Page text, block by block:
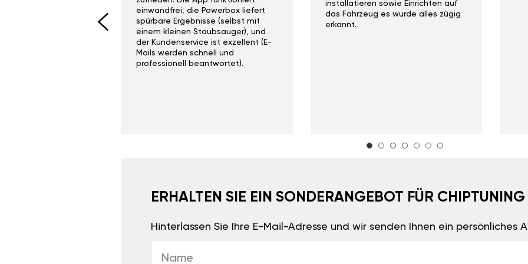
einwandfrei, die Powerbox liefert
spürbare Ergebnisse (selbst mit
einem kleinen Staubsauger), und
der Kundenservice ist exzellent (E-
Mails werden schnell und
professionell beantwortet).
installatieren sowie Einrichten auf
das Fahrzeug es wurde alles zügig
erkannt.
ERHALTEN SIE EIN SONDERANGEBOT FÜR CHIPTUNING
Hinterlassen Sie Ihre E-Mail-Adresse und wir senden Ihnen ein persönliches